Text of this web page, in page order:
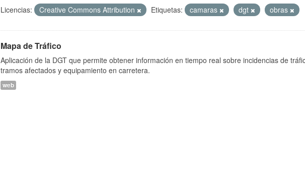
Licencias: Creative Commons Attribution Etiquetas: camaras dgt obras
Mapa de Tráfico
Aplicación de la DGT que permite obtener información en tiempo real sobre incidencias de
tramos afectados y equipamiento en carretera.
web